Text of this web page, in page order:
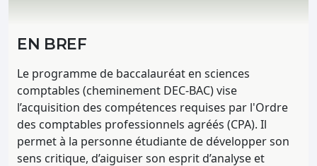
EN BREF
Le programme de baccalauréat en sciences
comptables (cheminement DEC-BAC) vise
l’acquisition des compétences requises par l'Ordre
des comptables professionnels agréés (CPA). Il
permet à la personne étudiante de développer son
sens critique, d’aiguiser son esprit d’analyse et